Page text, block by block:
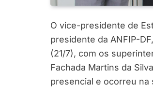
O vice-presidente de
presidente da ANFIP-
(21/7), com os
Fachada Martins da
presencial e ocorreu na